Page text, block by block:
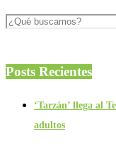
Posts Recientes
‘Tarzán’ llega al
adultos